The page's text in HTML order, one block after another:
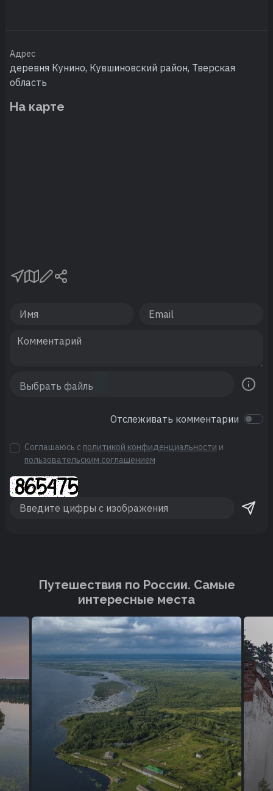
Адрес
деревня Кунино, Кувшиновский район, Тверская
область
На карте
Отслеживать комментарии
Соглашаюсь с политикой конфиденциальности и
пользовательским соглашением
Путешествия по России. Cамые
интересные места